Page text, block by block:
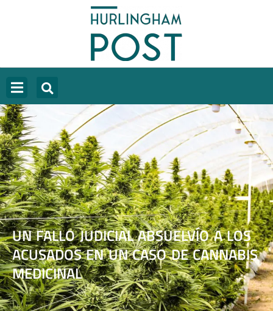
UN FALLO JUDICIAL ABSUELVÍO A LOS
ACUSADOS EN UN CASO DE CANNABIS
MEDICINAL